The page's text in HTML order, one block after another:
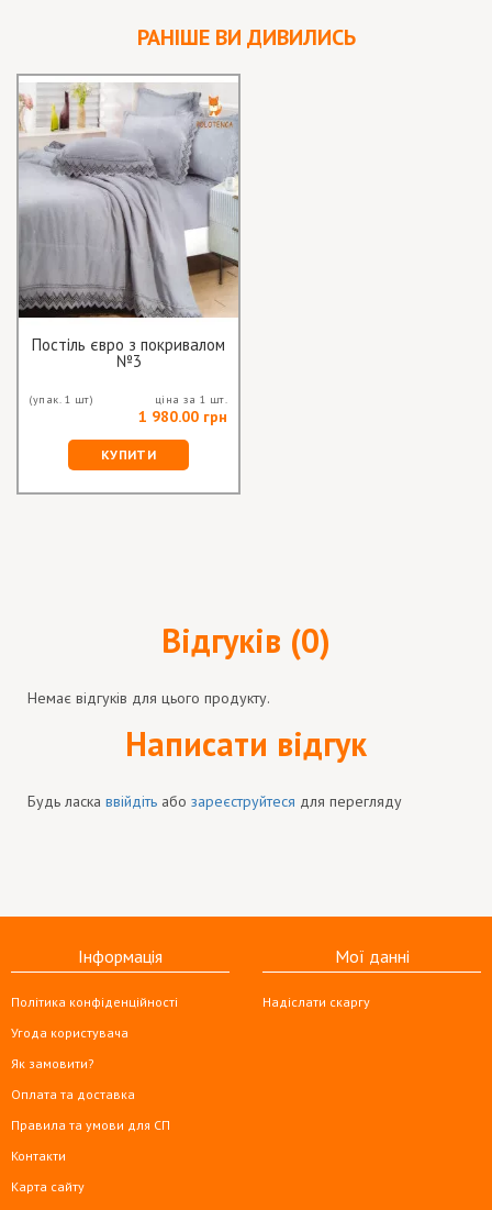
РАНІШЕ ВИ ДИВИЛИСЬ
Постіль євро з покривалом
№3
(упак. 1 шт) ціна за 1 шт.
1 980.00 грн
КУПИТИ
Відгуків (0)
Немає відгуків для цього продукту.
Написати відгук
Будь ласка ввійдіть або зареєструйтеся для перегляду
Інформація
Політика конфіденційності
Угода користувача
Як замовити?
Оплата та доставка
Правила та умови для СП
Контакти
Карта сайту
Мої данні
Надіслати скаргу